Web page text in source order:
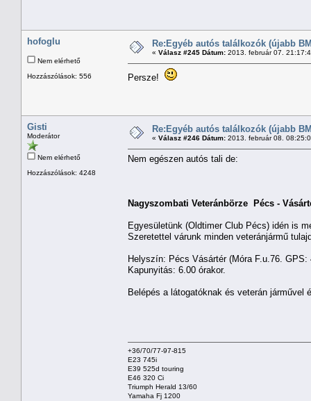
hofoglu
Nem elérhető
Hozzászólások: 556
Re:Egyéb autós találkozók (újabb
« Válasz #245 Dátum: 2013. február 07.
Persze!
Gisti
Moderátor
Nem elérhető
Hozzászólások: 4248
Re:Egyéb autós találkozók (újabb
« Válasz #246 Dátum: 2013. február 08.
Nem egészen autós tali de:
Nagyszombati Veteránbörze Pécs -
Egyesületünk (Oldtimer Club Pécs) idén is
Szeretettel várunk minden veteránjármű
Helyszín: Pécs Vásártér (Móra F.u.76. GPS:
Kapunyitás: 6.00 órakor.
Belépés a látogatóknak és veterán járművel
+36/70/77-97-815
E23 745i
E39 525d touring
E46 320 Ci
Triumph Herald 13/60
Yamaha Fj 1200